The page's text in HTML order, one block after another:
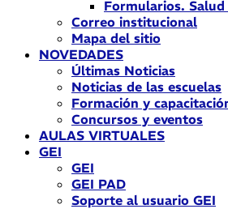
Formularios.
Correo institucional
Mapa del sitio
NOVEDADES
Últimas Noticias
Noticias de las escuelas
Formación y
Concursos y eventos
AULAS VIRTUALES
GEI
GEI
GEI PAD
Soporte al usuario GEI